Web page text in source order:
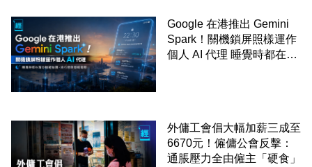
Google 在港推出 Gemini
Spark！關機鎖屏照樣運作
個人 AI 代理 睡覺時都在幫
外傭工會倡大幅加薪三成至
6670元！僱傭公會反擊：
通脹壓力全由僱主「硬食」